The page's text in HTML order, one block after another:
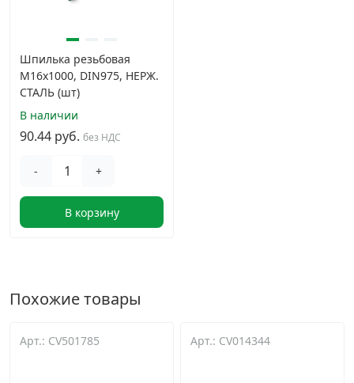
Шпилька резьбовая
М16х1000, DIN975, НЕРЖ.
СТАЛЬ (шт)
В наличии
90.44 руб. без НДС
- +
В корзину
Похожие товары
Арт.: CV501785 Арт.: CV014344